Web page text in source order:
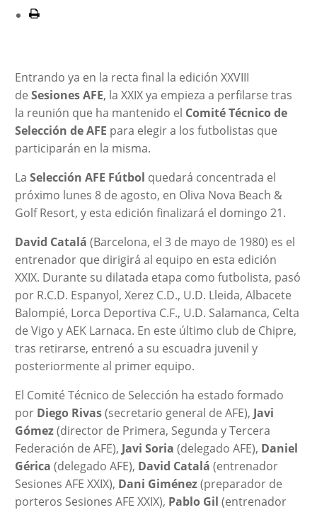
Entrando ya en la recta final la edición XXVIII
de Sesiones AFE, la XXIX ya empieza a perfilarse tras
la reunión que ha mantenido el Comité Técnico de
Selección de AFE para elegir a los futbolistas que
participarán en la misma.
La Selección AFE Fútbol quedará concentrada el
próximo lunes 8 de agosto, en Oliva Nova Beach &
Golf Resort, y esta edición finalizará el domingo 21.
David Catalá (Barcelona, el 3 de mayo de 1980) es el
entrenador que dirigirá al equipo en esta edición
XXIX. Durante su dilatada etapa como futbolista, pasó
por R.C.D. Espanyol, Xerez C.D., U.D. Lleida, Albacete
Balompié, Lorca Deportiva C.F., U.D. Salamanca, Celta
de Vigo y AEK Larnaca. En este último club de Chipre,
tras retirarse, entrenó a su escuadra juvenil y
posteriormente al primer equipo.
El Comité Técnico de Selección ha estado formado
por Diego Rivas(secretario general de AFE), Javi
Gómez(director de Primera, Segunda y Tercera
Federación de AFE), Javi Soria (delegado AFE), Daniel
Gérica (delegado AFE), David Catalá (entrenador
Sesiones AFE XXIX), Dani Giménez(preparador de
porteros Sesiones AFE XXIX), Pablo Gil (entrenador